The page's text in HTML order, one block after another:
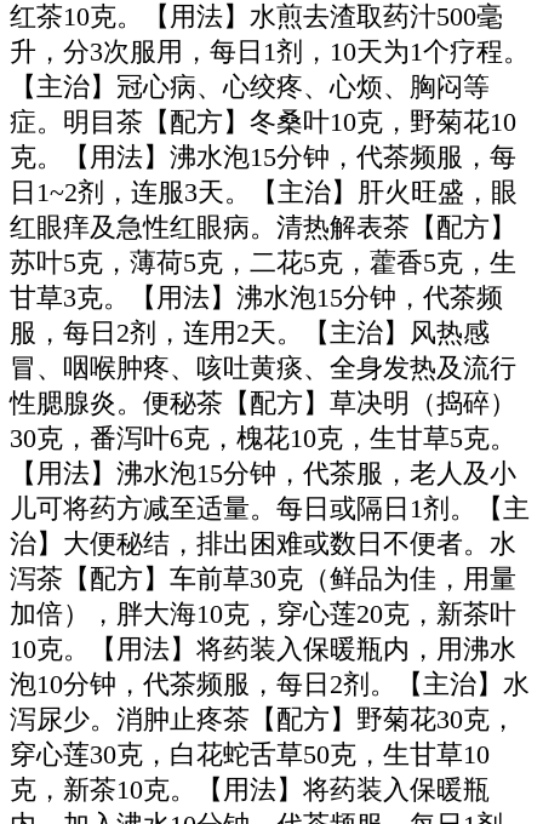
红茶10克。【用法】水煎去渣取药汁500毫
升，分3次服用，每日1剂，10天为1个疗程。
【主治】冠心病、心绞疼、心烦、胸闷等
症。明目茶【配方】冬桑叶10克，野菊花10
克。【用法】沸水泡15分钟，代茶频服，每
日1~2剂，连服3天。【主治】肝火旺盛，眼
红眼痒及急性红眼病。清热解表茶【配方】
苏叶5克，薄荷5克，二花5克，藿香5克，生
甘草3克。【用法】沸水泡15分钟，代茶频
服，每日2剂，连用2天。【主治】风热感
冒、咽喉肿疼、咳吐黄痰、全身发热及流行
性腮腺炎。便秘茶【配方】草决明（捣碎）
30克，番泻叶6克，槐花10克，生甘草5克。
【用法】沸水泡15分钟，代茶服，老人及小
儿可将药方减至适量。每日或隔日1剂。【主
治】大便秘结，排出困难或数日不便者。水
泻茶【配方】车前草30克（鲜品为佳，用量
加倍），胖大海10克，穿心莲20克，新茶叶
10克。【用法】将药装入保暖瓶内，用沸水
泡10分钟，代茶频服，每日2剂。【主治】水
泻尿少。消肿止疼茶【配方】野菊花30克，
穿心莲30克，白花蛇舌草50克，生甘草10
克，新茶10克。【用法】将药装入保暖瓶